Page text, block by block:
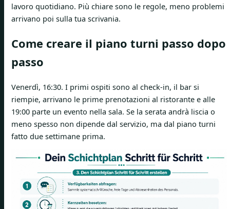
lavoro quotidiano. Più chiare sono le regole, meno problemi
arrivano poi sulla tua scrivania.
Come creare il piano turni passo dopo
passo
Venerdì, 16:30. I primi ospiti sono al check-in, il bar si
riempie, arrivano le prime prenotazioni al ristorante e alle
19:00 parte un evento nella sala. Se la serata andrà liscia o
meno spesso non dipende dal servizio, ma dal piano turni
fatto due settimane prima.